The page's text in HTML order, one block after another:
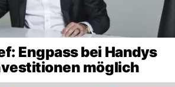
Engpass bei Handys
möglich